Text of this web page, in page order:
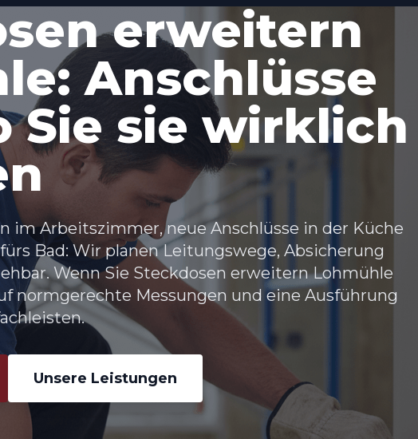
erweitern
Anschlüsse
Sie sie wirklich
im Arbeitszimmer, neue Anschlüsse in der Küche
Bad: Wir planen Leitungswege, Absicherung
Wenn Sie Steckdosen erweitern Lohmühle
normgerechte Messungen und eine Ausführung
Unsere Leistungen